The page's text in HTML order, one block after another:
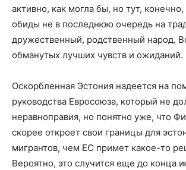
активно, как могла бы, но тут,
обиды не в последнюю очередь на
дружественный, родственный народ.
обманутых лучших чувств и ожиданий.
Оскорбленная Эстония надеется на
руководства Евросоюза, который не
неравноправия, но понятно уже, что
скорее откроет свои границы для
мигрантов, чем ЕС примет какое-то
Вероятно, это случится еще до конца